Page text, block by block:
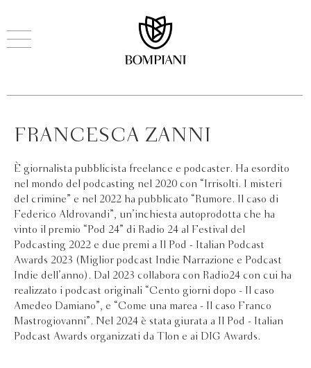
FRANCESCA ZANNI
È giornalista pubblicista freelance e podcaster. Ha esordito
nel mondo del podcasting nel 2020 con “Irrisolti. I misteri
del crimine” e nel 2022 ha pubblicato “Rumore. Il caso di
Federico Aldrovandi”, un’inchiesta autoprodotta che ha
vinto il premio “Pod 24” di Radio 24 al Festival del
Podcasting 2022 e due premi a Il Pod - Italian Podcast
Awards 2023 (Miglior podcast Indie Narrazione e Podcast
Indie dell’anno). Dal 2023 collabora con Radio24 con cui ha
realizzato i podcast originali “Cento giorni dopo - Il caso
Amedeo Damiano”, e “Come una marea - Il caso Franco
Mastrogiovanni”. Nel 2024 è stata giurata a Il Pod - Italian
Podcast Awards organizzati da Tlon e ai DIG Awards.